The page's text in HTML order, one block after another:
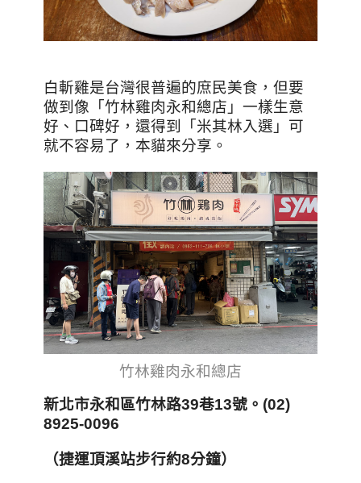
白斬雞是台灣很普遍的庶民美食，但要
做到像「竹林雞肉永和總店」一樣生意
好、口碑好，還得到「米其林入選」可
就不容易了，本貓來分享。
竹林雞肉永和總店
新北市永和區竹林路39巷13號 。(02)
8925-0096
（捷運頂溪站步行約8分鐘）